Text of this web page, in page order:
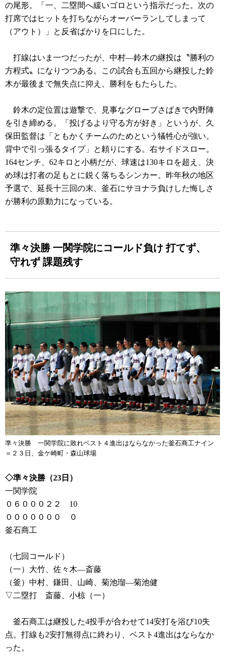
の尾形。「一、二塁間へ緩いゴロという指示だった。次の
打席ではヒットを打ちながらオーバーランしてしまって
（アウト）」と反省ばかりを口にした。
打線はいま一つだったが、中村―鈴木の継投は〝勝利の
方程式〟になりつつある。この試合も五回から継投した鈴
木が最後まで無失点に抑え、勝利をもたらした。
鈴木の定位置は遊撃で、見事なグローブさばきで内野陣
を引き締める。「投げるより守る方が好き」というが、久
保田監督は「ともかくチームのためという犠牲心が強い。
背中で引っ張るタイプ」と頼りにする。右サイドスロー。
164センチ、62キロと小柄だが、球速は130キロを超え、決
め球は打者の足もとに鋭く落ちるシンカー。昨年秋の地区
予選で、延長十三回の末、釜石にサヨナラ負けした悔しさ
が勝利の原動力になっている。
準々決勝 一関学院にコールド負け 打てず、
守れず 課題残す
準々決勝 一関学院に敗れベスト４進出はならなかった釜石商工ナイン
＝２３日、金ケ崎町・森山球場
◇準々決勝（23日）
一関学院
０６０００２２ 10
０００００００ ０
釜石商工
（七回コールド）
（一）大竹、佐々木―斎藤
（釜）中村、鎌田、山崎、菊池瑠―菊池健
▽二塁打 斎藤、小椋（一）
釜石商工は継投した4投手が合わせて14安打を浴び10失
点。打線も2安打無得点に終わり、ベスト4進出はならなか
った。